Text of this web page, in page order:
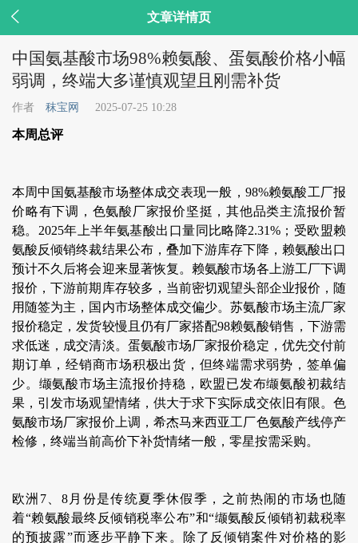
 文章详情页
中国氨基酸市场98%赖氨酸、蛋氨酸价格小幅
弱调，终端大多谨慎观望且刚需补货
作者 秣宝网 2025-07-25 10:28
本周总评
本周中国氨基酸市场整体成交表现一般，98%赖氨酸工厂报
价略有下调，色氨酸厂家报价坚挺，其他品类主流报价暂
稳。2025年上半年氨基酸出口量同比略降2.31%；受欧盟赖
氨酸反倾销终裁结果公布，叠加下游库存下降，赖氨酸出口
预计不久后将会迎来显著恢复。赖氨酸市场各上游工厂下调
报价，下游前期库存较多，当前密切观望头部企业报价，随
用随签为主，国内市场整体成交偏少。苏氨酸市场主流厂家
报价稳定，发货较慢且仍有厂家搭配98赖氨酸销售，下游需
求低迷，成交清淡。蛋氨酸市场厂家报价稳定，优先交付前
期订单，经销商市场积极出货，但终端需求弱势，签单偏
少。缬氨酸市场主流报价持稳，欧盟已发布缬氨酸初裁结
果，引发市场观望情绪，供大于求下实际成交依旧有限。色
氨酸市场厂家报价上调，希杰马来西亚工厂色氨酸产线停产
检修，终端当前高价下补货情绪一般，零星按需采购。
欧洲7、8月份是传统夏季休假季，之前热闹的市场也随
着“赖氨酸最终反倾销税率公布”和“缬氨酸反倾销初裁税率
的预披露”而逐步平静下来。除了反倾销案件对价格的影